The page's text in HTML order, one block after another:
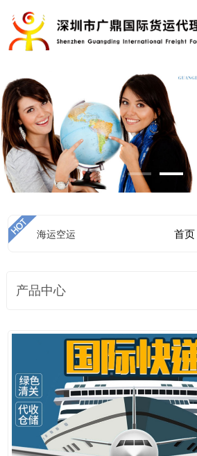
海运空运 首页
产品中心